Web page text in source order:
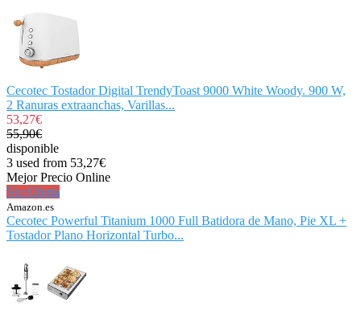
Cecotec Tostador Digital TrendyToast 9000 White Woody. 900 W,
2 Ranuras extraanchas, Varillas...
53,27€
55,90€
disponible
3 used from 53,27€
Mejor Precio Online
Ver Oferta
Amazon.es
Cecotec Powerful Titanium 1000 Full Batidora de Mano, Pie XL +
Tostador Plano Horizontal Turbo...